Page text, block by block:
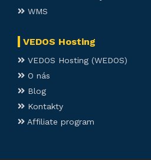
WMS
VEDOS Hosting
VEDOS Hosting (WEDOS)
O nás
Blog
Kontakty
Affiliate program